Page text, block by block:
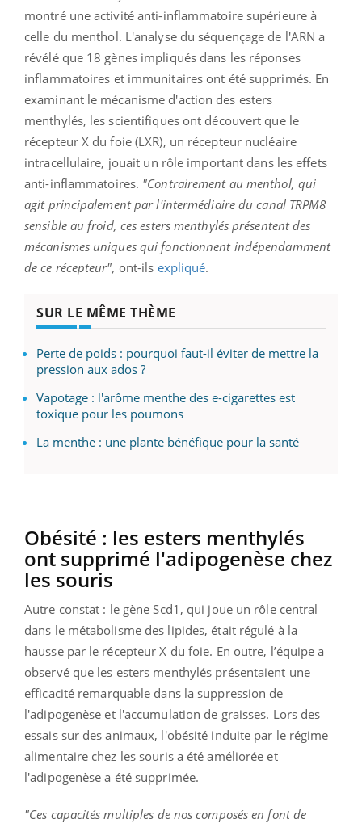
montré une activité anti-inflammatoire supérieure à
celle du menthol. L'analyse du séquençage de l'ARN a
révélé que 18 gènes impliqués dans les réponses
inflammatoires et immunitaires ont été supprimés. En
examinant le mécanisme d'action des esters
menthylés, les scientifiques ont découvert que le
récepteur X du foie (LXR), un récepteur nucléaire
intracellulaire, jouait un rôle important dans les effets
anti-inflammatoires. "Contrairement au menthol, qui
agit principalement par l'intermédiaire du canal TRPM8
sensible au froid, ces esters menthylés présentent des
mécanismes uniques qui fonctionnent indépendamment
de ce récepteur", ont-ils expliqué.
SUR LE MÊME THÈME
Perte de poids : pourquoi faut-il éviter de mettre la
pression aux ados ?
Vapotage : l'arôme menthe des e-cigarettes est
toxique pour les poumons
La menthe : une plante bénéfique pour la santé
Obésité : les esters menthylés
ont supprimé l'adipogenèse chez
les souris
Autre constat : le gène Scd1, qui joue un rôle central
dans le métabolisme des lipides, était régulé à la
hausse par le récepteur X du foie. En outre, l’équipe a
observé que les esters menthylés présentaient une
efficacité remarquable dans la suppression de
l'adipogenèse et l'accumulation de graisses. Lors des
essais sur des animaux, l'obésité induite par le régime
alimentaire chez les souris a été améliorée et
l'adipogenèse a été supprimée.
"Ces capacités multiples de nos composés en font de